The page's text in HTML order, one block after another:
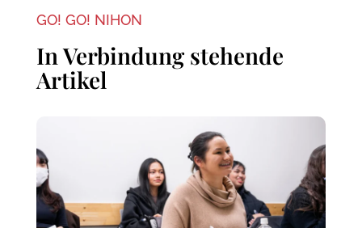
GO! GO! NIHON
In Verbindung stehende
Artikel